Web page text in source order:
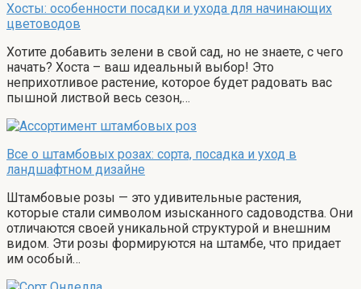
Хосты: особенности посадки и ухода для начинающих
цветоводов
Хотите добавить зелени в свой сад, но не знаете, с чего
начать? Хоста – ваш идеальный выбор! Это
неприхотливое растение, которое будет радовать вас
пышной листвой весь сезон,…
Все о штамбовых розах: сорта, посадка и уход в
ландшафтном дизайне
Штамбовые розы — это удивительные растения,
которые стали символом изысканного садоводства. Они
отличаются своей уникальной структурой и внешним
видом. Эти розы формируются на штамбе, что придает
им особый…